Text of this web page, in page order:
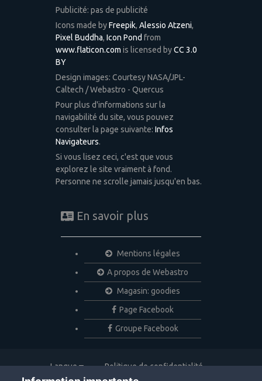
Publicité: pas de publicité
Icons made byFreepik, Alessio Atzeni,
Pixel Buddha, Icon Pond from
www.flaticon.com is licensed byCC 3.0
BY
Design images: Courtesy NASA/JPL-
Caltech / Webastro - Quercus
Pour plus d'informations sur la
navigabilité du site, vous pouvez
consulter la page suivante: Infos
Navigateurs.
Si vous lisez ceci, c'est que vous
explorez le site vraiment à fond.
Personne ne scrolle jamais jusqu'en bas.
En savoir plus
Mentions légales
A propos de Webastro
Magasin: goodies
Page Facebook
Groupe Facebook
Langue
Politique de confidentialité
Nous contacter